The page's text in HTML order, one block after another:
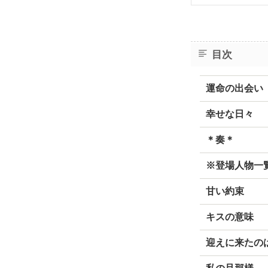
目次
運命の出会い
幸せな日々
＊奏＊
※登場人物一
甘い約束
キスの意味
迎えに来たの